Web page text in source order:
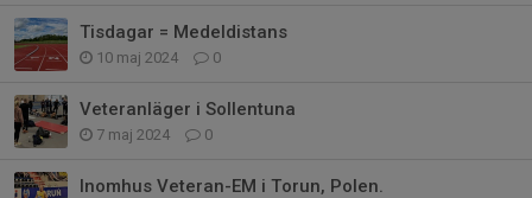
Tisdagar = Medeldistans
10 maj 2024 0
Veteranläger i Sollentuna
7 maj 2024 0
Inomhus Veteran-EM i Torun, Polen.